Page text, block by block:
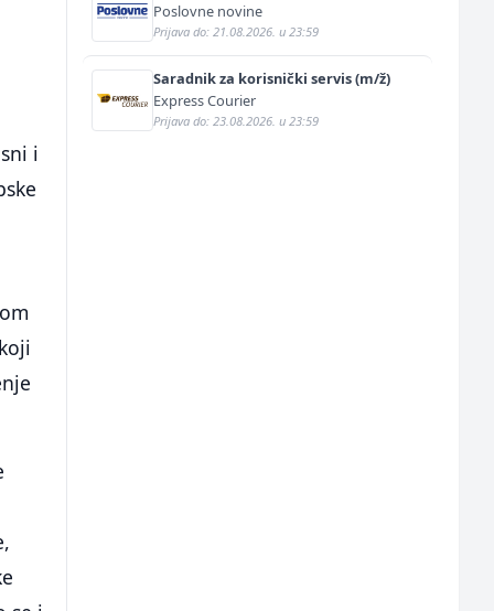
i
Poslovne novine
Prijava do: 21.08.2026. u 23:59
Saradnik za korisnički servis (m/ž)
Express Courier
Prijava do: 23.08.2026. u 23:59